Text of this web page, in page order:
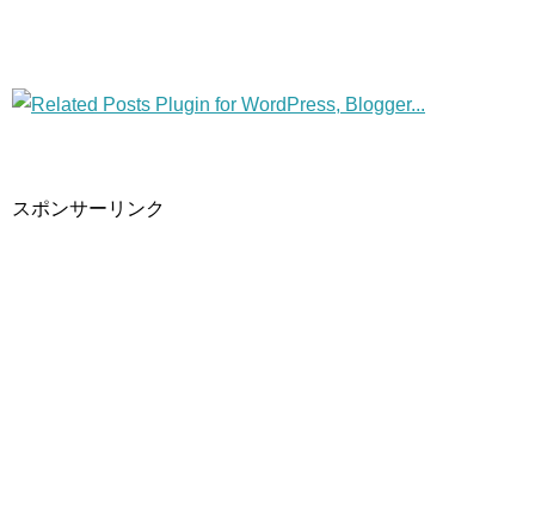
スポンサーリンク